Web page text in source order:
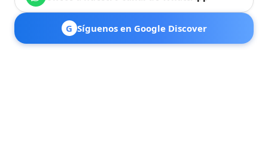
G Síguenos en Google Discover